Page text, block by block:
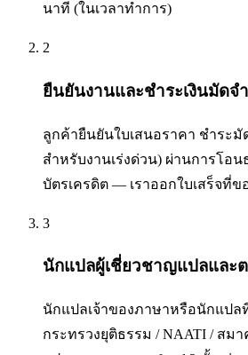
นาที (ในเวลาทำการ)
2
ยืนยันงานและชำระเงินมัดจำ
ลูกค้ายืนยันใบเสนอราคา ชำระมั
สำหรับงานเร่งด่วน) ผ่านการโอน
บัตรเครดิต — เราออกใบเสร็จที่
3
นักแปลผู้เชี่ยวชาญแปลและ
นักแปลเจ้าของภาษาหรือนักแปล
กระทรวงยุติธรรม / NAATI / สม